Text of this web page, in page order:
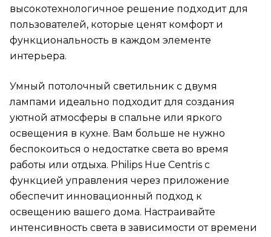
высокотехнологичное решение подходит для
пользователей, которые ценят комфорт и
функциональность в каждом элементе
интерьера.
Умный потолочный светильник с двумя
лампами идеально подходит для создания
уютной атмосферы в спальне или яркого
освещения в кухне. Вам больше не нужно
беспокоиться о недостатке света во время
работы или отдыха. Philips Hue Centris с
функцией управления через приложение
обеспечит инновационный подход к
освещению вашего дома. Настраивайте
интенсивность света в зависимости от времени